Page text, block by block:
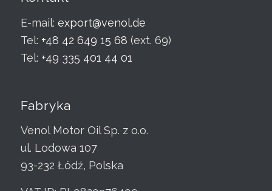
E-mail: export@venol.de
Tel: +48 42 649 15 68 (ext. 69)
Tel: +49 335 401 44 01
Fabryka
Venol Motor Oil Sp. z o.o.
ul. Lodowa 107
93-232 Łódź, Polska